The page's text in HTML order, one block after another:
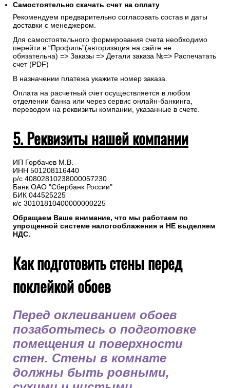
Самостоятельно скачать счет на оплату
Рекомендуем предварительно согласовать состав и даты
доставки с менеджером.
Для самостоятельного формирования счета необходимо
перейти в “Профиль”(авторизация на сайте не
обязательна) => Заказы => Детали заказа №=> Распечатать
счет (PDF)
В назначении платежа укажите номер заказа.
Оплата на расчетный счет осуществляется в любом
отделении банка или через сервис онлайн-банкинга,
переводом на реквизиты компании, указанные в счете.
5. Реквизиты нашей компании
ИП Горбачев М.В.
ИНН 501208116440
р/с 40802810238000057230
Банк ОАО "Сбербанк России"
БИК 044525225
к/с 30101810400000000225
Обращаем Ваше внимание, что мы работаем по
упрощенной системе налогооблажения и НЕ выделяем
НДС.
Как подготовить стены перед
поклейкой обоев
Перед оклеиванием обоев
позаботьтесь о подготовке
помещения и поверхности
стен. Стены в комнате
должны быть ровными,